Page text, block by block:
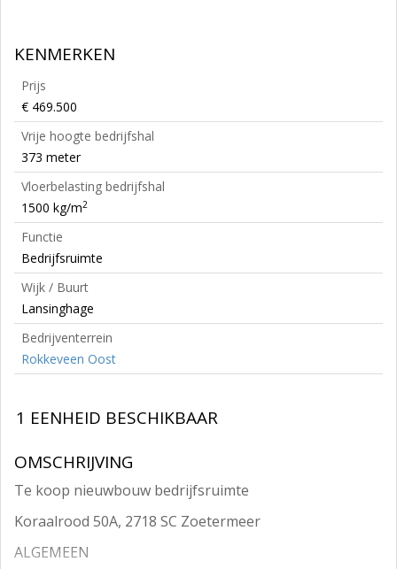
KENMERKEN
Prijs
€ 469.500
Vrije hoogte bedrijfshal
373 meter
Vloerbelasting bedrijfshal
1500 kg/m2
Functie
Bedrijfsruimte
Wijk / Buurt
Lansinghage
Bedrijventerrein
Rokkeveen Oost
1 EENHEID BESCHIKBAAR
OMSCHRIJVING
Te koop nieuwbouw bedrijfsruimte
Koraalrood 50A, 2718 SC Zoetermeer
ALGEMEEN